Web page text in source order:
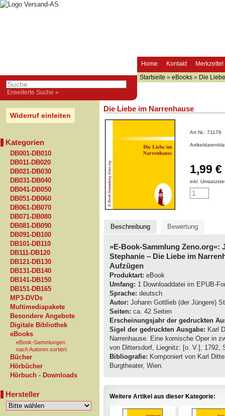
Home Kontakt Merkzettel
Erweiterte Suche »
Startseite » eBooks » Die
Widerruf einleiten
Kategorien
DB001-DB010
DB011-DB020
DB021-DB030
DB031-DB040
DB041-DB050
DB051-DB060
DB061-DB070
DB071-DB080
DB081-DB090
DB091-DB100
DB101-DB110
DB111-DB120
DB121-DB130
DB131-DB140
DB141-DB150
DB151-DB165
MP3-DVDs
Multimediapakete
Besondere Angebote
Digitale Bibliothek
eBooks
eBook-Sammlungen
nach Autoren sortiert
Bücher
Hörbücher
Hörbuch - Downloads
Hersteller
Die Liebe im Narrenhause
Art.Nr.: 71176
1,99 €
inkl.
Beschreibung Bewertung
»E-Book-Sammlung Zeno.org«:
Stephanie – Die Liebe im
Aufzügen
Produktart: eBook
Umfang: 1 Downloaddatei im EPUB-
Sprache: deutsch
Autor: Johann Gottlieb (der Jüngere)
Seiten: ca. 42 Seiten
Erscheinungsjahr der gedruckten
Sigel der gedruckten Ausgabe: Karl
Narrenhause. Eine komische Oper in
von Dittersdorf, Liegnitz: [o. V.], 1792,
Bibliografie: Komponiert von Karl
Burgtheater, Wien.
Weitere Artikel aus dieser Kategorie: